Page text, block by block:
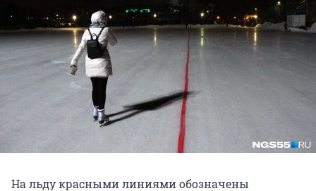
На льду красными линиями обозначены